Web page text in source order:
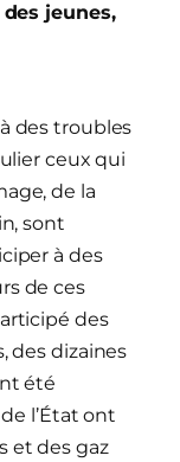
jeunes,
des troubles
ceux qui
de la
sont
à des
de ces
des
des dizaines
été
l’État ont
et des gaz